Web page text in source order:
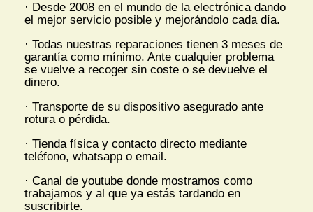
· Desde 2008 en el mundo de la electrónica dando
el mejor servicio posible y mejorándolo cada día.
· Todas nuestras reparaciones tienen 3 meses de
garantía como mínimo. Ante cualquier problema
se vuelve a recoger sin coste o se devuelve el
dinero.
· Transporte de su dispositivo asegurado ante
rotura o pérdida.
· Tienda física y contacto directo mediante
teléfono, whatsapp o email.
· Canal de youtube donde mostramos como
trabajamos y al que ya estás tardando en
suscribirte.